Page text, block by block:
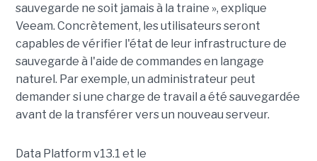
sauvegarde ne soit jamais à la traine », explique
Veeam. Concrètement, les utilisateurs seront
capables de vérifier l'état de leur infrastructure de
sauvegarde à l'aide de commandes en langage
naturel. Par exemple, un administrateur peut
demander si une charge de travail a été sauvegardée
avant de la transférer vers un nouveau serveur.
Data Platform v13.1 et le